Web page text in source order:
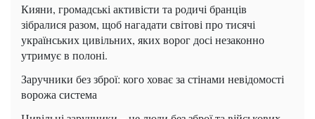
Кияни, громадські активісти та родичі бранців
зібралися разом, щоб нагадати світові про тисячі
українських цивільних, яких ворог досі незаконно
утримує в полоні.
Заручники без зброї: кого ховає за стінами невідомості
ворожа система